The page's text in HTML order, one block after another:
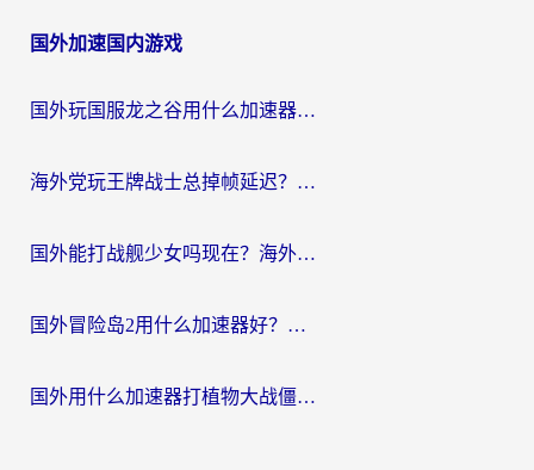
导
国外加速国内游戏
国外玩国服龙之谷用什么加速器最好？一份给海外游子的终极指南
海外党玩王牌战士总掉帧延迟？这份王牌战士延迟加速器终极指南救你命
国外能打战舰少女吗现在？海外玩家的国服游戏加速终极指南
国外冒险岛2用什么加速器好？海外党国服游戏畅玩全攻略（附鸣潮哈利波特加速技巧）
国外用什么加速器打植物大战僵尸好？海外党国服游戏加速终极指南